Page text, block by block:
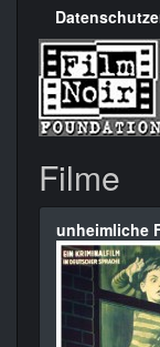
Filme
unheimliche